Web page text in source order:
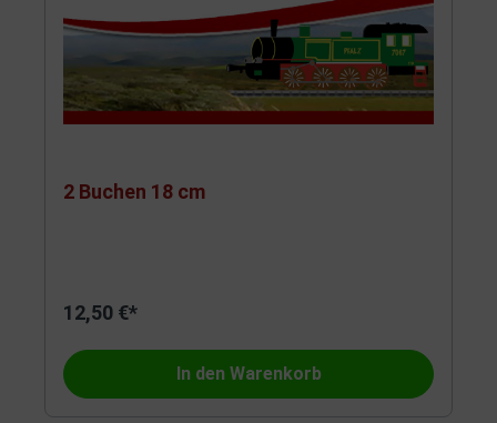
2 Buchen 18 cm
12,50 €*
In den Warenkorb